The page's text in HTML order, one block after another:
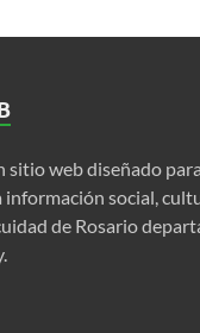
sitio web diseñado
social,
de Rosario